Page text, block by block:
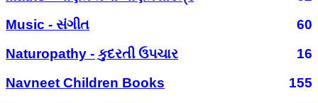
Music - સંગીત
60
Naturopathy - કુદરતી ઉપચાર
16
Navneet Children Books
155